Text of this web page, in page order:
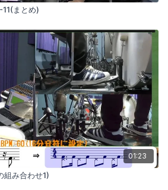
まとめ)
01:23
み合わせ1)